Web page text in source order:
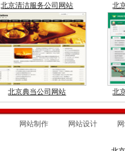
北京清洁服务公司网站 北
北京典当公司网站 北
网站制作 网站设计